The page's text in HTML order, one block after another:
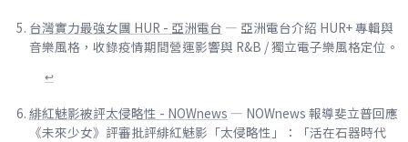
台灣實力最強女團 HUR - 亞洲電台 — 亞洲電台介紹 HUR+ 專輯與
音樂風格，收錄疫情期間營運影響與 R&B / 獨立電子樂風格定位。
↩
緋紅魅影被評太侵略性 - NOWnews — NOWnews 報導斐立普回應
《未來少女》評審批評緋紅魅影「太侵略性」：「活在石器時代